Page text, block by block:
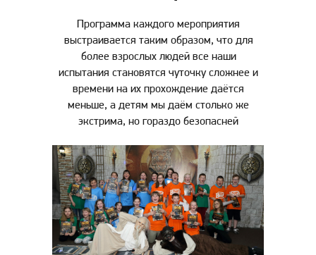
Программа каждого мероприятия
выстраивается таким образом, что для
более взрослых людей все наши
испытания становятся чуточку сложнее и
времени на их прохождение даётся
меньше, а детям мы даём столько же
экстрима, но гораздо безопасней